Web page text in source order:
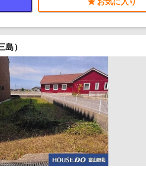
）